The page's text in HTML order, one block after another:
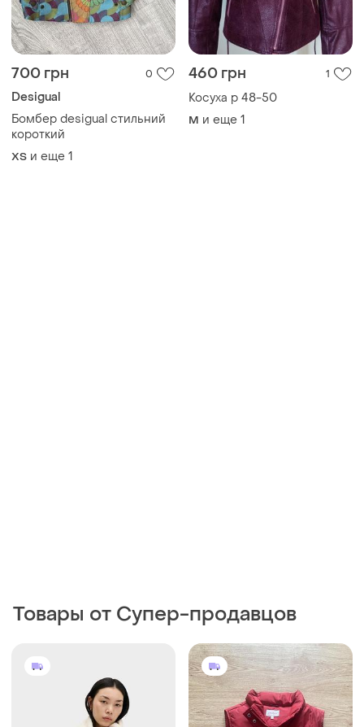
700 грн 0
Desigual
Бомбер desigual стильний
короткий
ХS и еще 1
460 грн 1
Косуха р 48-50
M и еще 1
Товары от Супер-продавцов